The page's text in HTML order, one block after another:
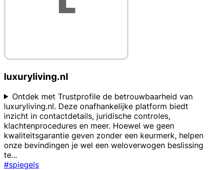
luxuryliving.nl
Ontdek met Trustprofile de betrouwbaarheid van
luxuryliving.nl. Deze onafhankelijke platform biedt
inzicht in contactdetails, juridische controles,
klachtenprocedures en meer. Hoewel we geen
kwaliteitsgarantie geven zonder een keurmerk, helpen
onze bevindingen je wel een weloverwogen beslissing
te...
#spiegels